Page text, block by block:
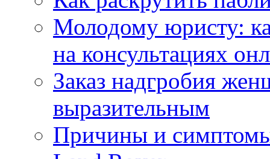
Молодому юристу:
на консультациях
Заказ надгробия
выразительным
Причины и